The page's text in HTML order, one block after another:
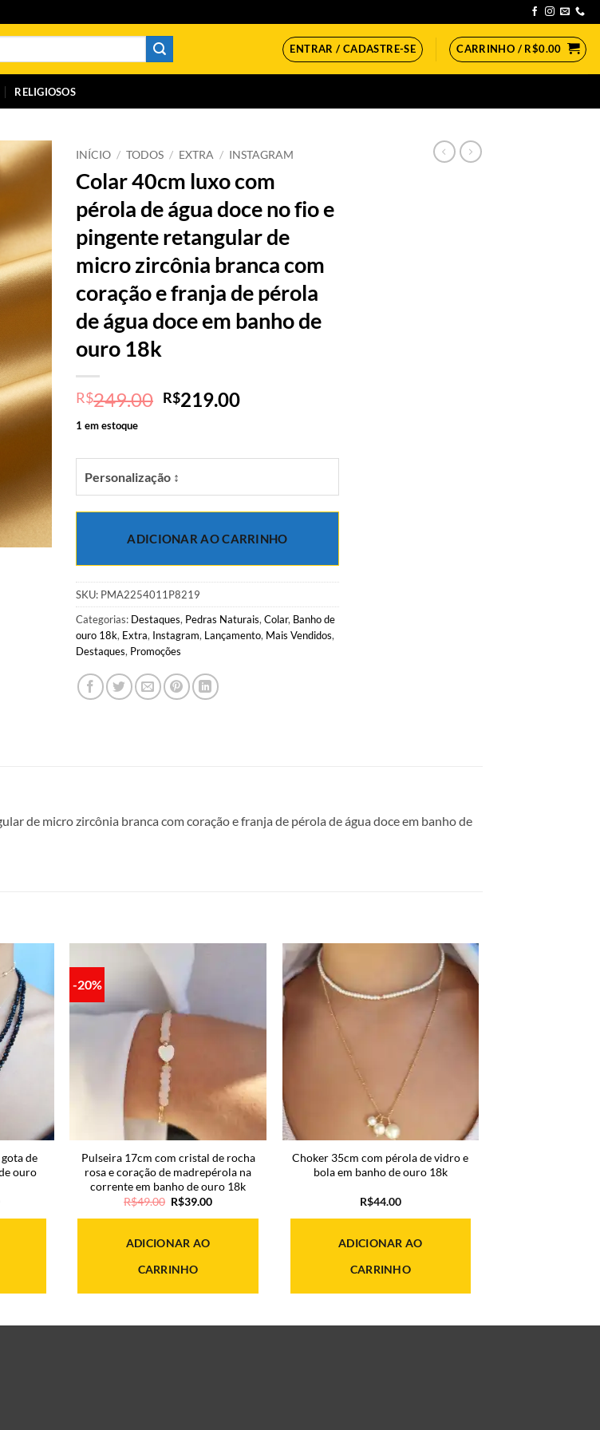
ENTRAR / CADASTRE-SE CARRINHO / R$0.00
RELIGIOSOS
INÍCIO / TODOS / EXTRA / INSTAGRAM
Colar 40cm luxo com
pérola de água doce no fio e
pingente retangular de
micro zircônia branca com
coração e franja de pérola
de água doce em banho de
ouro 18k
R$249.00 O
era:
R$249.00.
R$219.00O
é:
1 em estoque
Personalização ↕
ADICIONAR AO CARRINHO
SKU: PMA2254011P8219
Categorias: Destaques, Pedras Naturais,Colar, Banho de
ouro 18k, Extra, Instagram, Lançamento, Mais Vendidos,
Destaques, Promoções
de micro zircônia branca com coração e franja de pérola de água doce em banho de
de
ouro
O
atual
-20%
Pulseira 17cm com cristal de rocha
rosa e coração de madrepérola na
corrente em banho de ouro 18k
R$49.00 O
original
R$49.00.
R$39.00O
atual
ADICIONAR AO
CARRINHO
Choker 35cm com pérola de vidro e
bola em banho de ouro 18k
R$44.00
ADICIONAR AO
CARRINHO